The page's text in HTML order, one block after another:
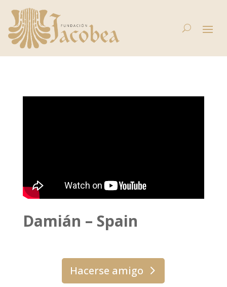
Damián – Spain
Hacerse amigo